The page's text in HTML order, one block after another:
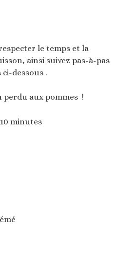
le temps et la
ainsi suivez pas-à-pas
dessous .
perdu aux pommes !
minutes